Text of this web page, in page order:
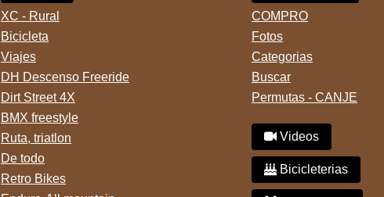
XC - Rural
Bicicleta
Viajes
DH Descenso Freeride
Dirt Street 4X
BMX freestyle
Ruta, triatlon
De todo
Retro Bikes
COMPRO
Fotos
Categorias
Buscar
Permutas - CANJE
Videos
Bicicleterias